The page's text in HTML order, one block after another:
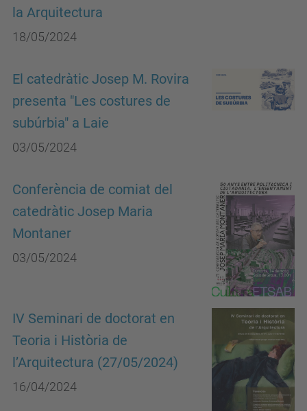
la Arquitectura
18/05/2024
El catedràtic Josep M. Rovira
presenta "Les costures de
subúrbia" a Laie
03/05/2024
Conferència de comiat del
catedràtic Josep Maria
Montaner
03/05/2024
IV Seminari de doctorat en
Teoria i Història de
l’Arquitectura (27/05/2024)
16/04/2024